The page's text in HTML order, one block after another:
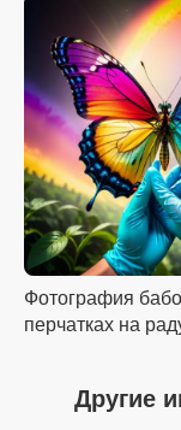
Фотография
перчатках на
Другие